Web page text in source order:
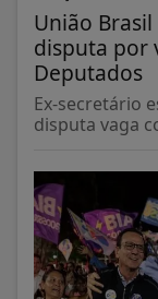
União
disputa por
Deputados
Ex-secretário
disputa vaga